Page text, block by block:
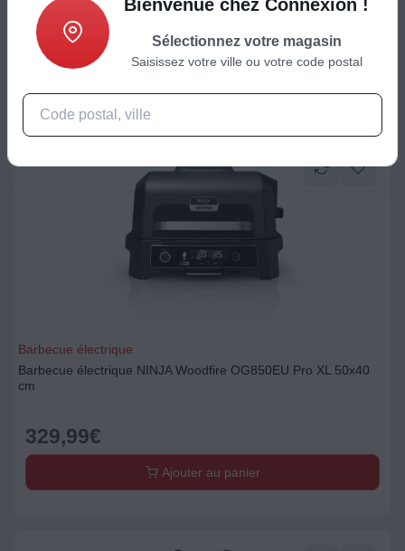
369,99
Barbecue électrique
Barbecue électrique NINJA Woodfire OG850EU Pro XL 50x40
cm
329,99€
Ajouter au panier
Bienvenue chez Connexion !
Sélectionnez votre magasin
Saisissez votre ville ou votre code postal